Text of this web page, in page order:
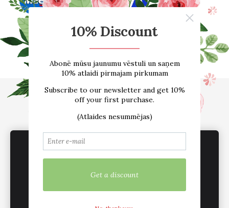
E-VEIKALS
Par mums
Atsauksmes
Blogs
Izmēru tabula
Kontakti
Piegāde
Noteikumi
Customize